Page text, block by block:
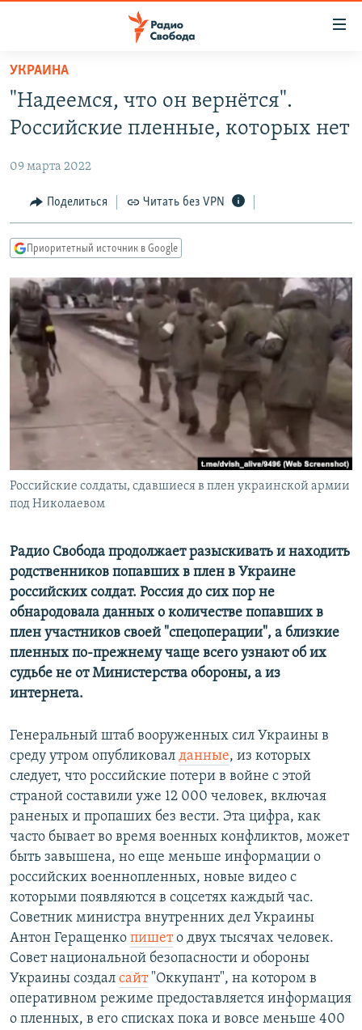
упрощенного
доступа
Вернуться
основному
Вернутся
главной
навигации
Вернутся
поиску
ПРОГРАММЫ
ПОДКАСТЫ
ЦИТАТЫ СВОБОДЫ
МНЕНИЯ
IDEL.РЕАЛИИ
КАВКАЗ.РЕАЛИИ
СЕВЕР.РЕАЛИИ
СИБИРЬ.РЕАЛИИ
РАСПИСАНИЕ ВЕЩАНИЯ
ПОДПИШИТЕСЬ НА РАССЫЛКУ
Все сайты РСЕ/РС
УКРАИНА
"Надеемся, что он вернётся".
Российские пленные, которых нет
09 марта 2022
Поделиться Читать без VPN
Приоритетный источник в Google
Российские солдаты, сдавшиеся в плен украинской армии
под Николаевом
Радио Свобода продолжает разыскивать и находить
родственников попавших в плен в Украине
российских солдат. Россия до сих пор не
обнародовала данных о количестве попавших в
плен участников своей "спецоперации", а близкие
пленных по-прежнему чаще всего узнают об их
судьбе не от Министерства обороны, а из
интернета.
Генеральный штаб вооруженных сил Украины в
среду утром опубликовал данные, из которых
следует, что российские потери в войне с этой
страной составили уже 12 000 человек, включая
раненых и пропаших без вести. Эта цифра, как
часто бывает во время военных конфликтов, может
быть завышена, но еще меньше информации о
российских военнопленных, новые видео с
которыми появляются в соцсетях каждый час.
Советник министра внутренних дел Украины
Антон Геращенко пишето двух тысячах человек.
Совет национальной безопасности и обороны
Украины создал сайт"Оккупант", на котором в
оперативном режиме предоставляется информация
о пленных, в его списках пока и вовсе меньше 400